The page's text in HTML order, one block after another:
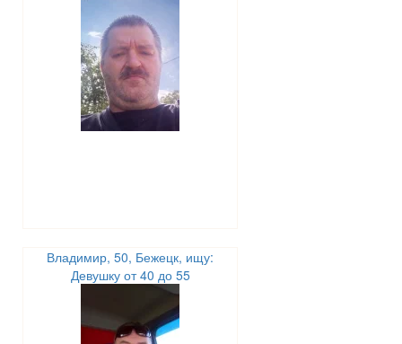
Владимир, 50, Бежецк, ищу:
Девушку от 40 до 55